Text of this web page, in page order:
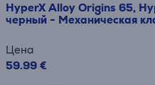
HyperX Alloy Origins 65,
черный - Механическая
Цена
59.99 €